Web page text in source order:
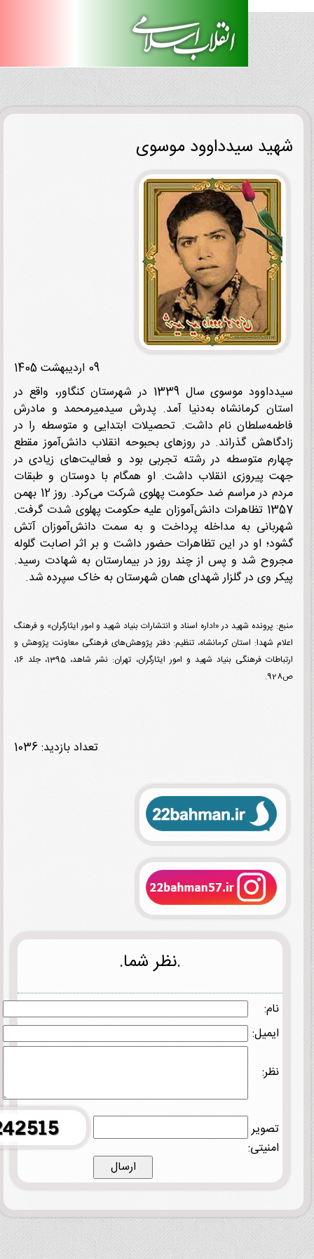
سیدداوود موسوی
سیدداوود موسوی سال 1339 در شهرستان کنگاور، واقع در
کرمانشاه به‌دنیا آمد. پدرش سیدمیرمحمد و مادرش
نام داشت. تحصیلات ابتدایی و متوسطه را در
گذراند. در روزهای بحبوحه انقلاب دانش‌آموز مقطع
متوسطه در رشته تجربی بود و فعالیت‌های زیادی در
پیروزی انقلاب داشت. او همگام با دوستان و طبقات
مردم در مراسم ضد حکومت پهلوی شرکت می‌کرد. روز 12 بهمن
1357 تظاهرات دانش‌آموزان علیه حکومت پهلوی شدت گرفت.
به مداخله پرداخت و به سمت دانش‌آموزان آتش
او در این تظاهرات حضور داشت و بر اثر اصابت گلوله
شد و پس از چند روز در بیمارستان به شهادت رسید.
وی در گلزار شهدای همان شهرستان به خاک سپرده شد.
پرونده شهید در «اداره اسناد و انتشارات بنیاد شهید و امور ایثارگران» و فرهنگ
شهدا:استان کرمانشاه، تنظیم: دفتر پژوهش‌های فرهنگی معاونت پژوهش و
ارتباطات فرهنگی بنیاد شهید و امور ایثارگران، تهران: نشر شاهد، 1395، جلد 16،
تعداد بازدید: 1036
.نظر شما.